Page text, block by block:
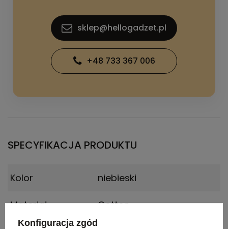
sklep@hellogadzet.pl
+48 733 367 006
SPECYFIKACJA PRODUKTU
Kolor niebieski
Materiał Cotton
Konfiguracja zgód